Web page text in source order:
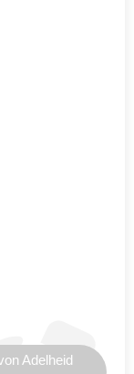
Adelheid